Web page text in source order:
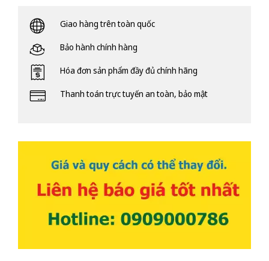
Giao hàng trên toàn quốc
Bảo hành chính hàng
Hóa đơn sản phẩm đầy đủ chính hãng
Thanh toán trực tuyến an toàn, bảo mật